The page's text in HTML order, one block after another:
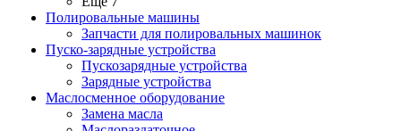
Полировальные машины
Запчасти для полировальных машинок
Пуско-зарядные устройства
Пускозарядные устройства
Зарядные устройства
Маслосменное оборудование
Замена масла